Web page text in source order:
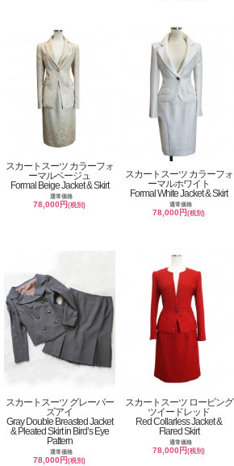
スカートスーツ カラーフォ
ーマルベージュ
Formal Beige Jacket & Skirt
通常価格
78,000円(税別)
スカートスーツ カラーフォ
ーマルホワイト
Formal White Jacket & Skirt
通常価格
78,000円(税別)
スカートスーツ グレーバー
ズアイ
Gray Double Breasted Jacket
& Pleated Skirt in Bird’s Eye
Pattern
通常価格
78,000円(税別)
スカートスーツ ロービング
ツイードレッド
Red Collarless Jacket &
Flared Skirt
通常価格
78,000円(税別)